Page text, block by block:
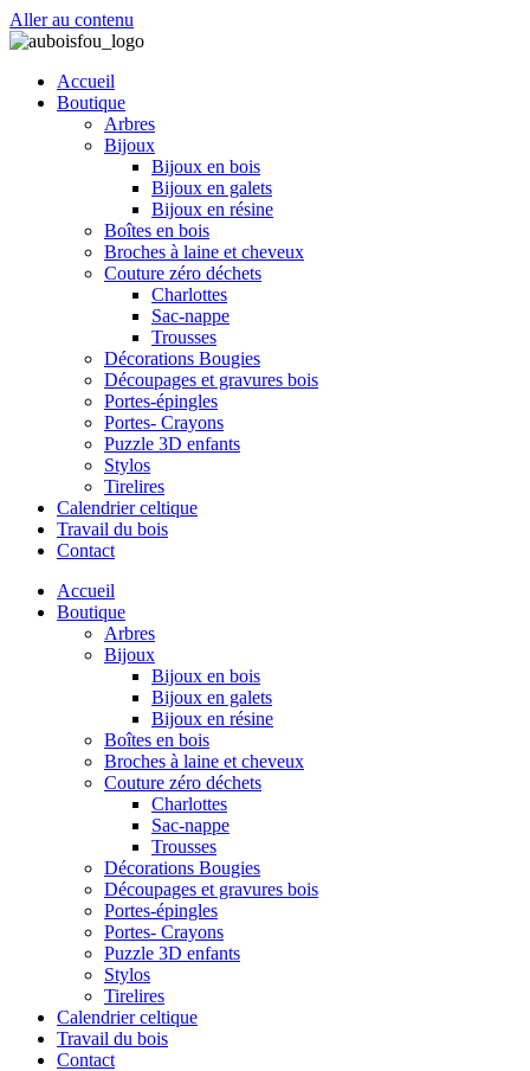
Aller au contenu
Accueil
Boutique
Arbres
Bijoux
Bijoux en bois
Bijoux en galets
Bijoux en résine
Boîtes en bois
Broches à laine et cheveux
Couture zéro déchets
Charlottes
Sac-nappe
Trousses
Décorations Bougies
Découpages et gravures bois
Portes-épingles
Portes- Crayons
Puzzle 3D enfants
Stylos
Tirelires
Calendrier celtique
Travail du bois
Contact
Accueil
Boutique
Arbres
Bijoux
Bijoux en bois
Bijoux en galets
Bijoux en résine
Boîtes en bois
Broches à laine et cheveux
Couture zéro déchets
Charlottes
Sac-nappe
Trousses
Décorations Bougies
Découpages et gravures bois
Portes-épingles
Portes- Crayons
Puzzle 3D enfants
Stylos
Tirelires
Calendrier celtique
Travail du bois
Contact